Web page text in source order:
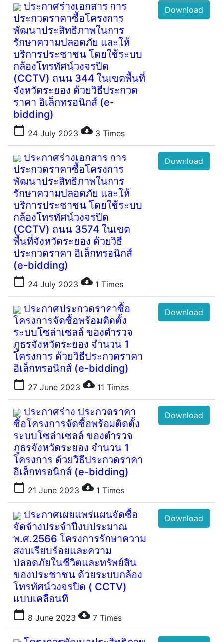
ประกาศร่างเอกสาร การ
ประกวดราคาซื้อโครงการ
พัฒนาประสิทธิภาพในการ
รักษาความปลอดภัย และให้
บริการประชาชน โดยใช้ระบบ
กล้องโทรทัศน์วงจรปิด
(CCTV) ถนน 344 ในเขตพื้นที่
จังหวัดระยอง ด้วยวิธีประกวด
ราคา อิเล็กทรอนิกส์ (e-
bidding)
calendar_today 24 July 2023 cloud_download 3 Times
Download
ประกาศร่างเอกสาร การ
ประกวดราคาซื้อโครงการ
พัฒนาประสิทธิภาพในการ
รักษาความปลอดภัย และให้
บริการประชาชน โดยใช้ระบบ
กล้องโทรทัศน์วงจรปิด
(CCTV) ถนน 3574 ในเขต
พื้นที่จังหวัดระยอง ด้วยวิธี
ประกวดราคา อิเล็กทรอนิกส์
(e-bidding)
calendar_today 24 July 2023 cloud_download 1 Times
Download
ประกาศประกวดราคาซื้อ
โครงการจัดซื้อพร้อมติดตั้ง
ระบบโซล่าเซลล์ ของตำรวจ
ภูธรจังหวัดระยอง จำนวน 1
โครงการ ด้วยวิธีประกวดราคา
อิเล็กทรอนิกส์ (e-bidding)
calendar_today 27 June 2023 cloud_download 11 Times
Download
ประกาศร่าง ประกวดราคา
ซื้อโครงการจัดซื้อพร้อมติดตั้ง
ระบบโซล่าเซลล์ ของตำรวจ
ภูธรจังหวัดระยอง จำนวน 1
โครงการ ด้วยวิธีประกวดราคา
อิเล็กทรอนิกส์ (e-bidding)
calendar_today 21 June 2023 cloud_download 1 Times
Download
ประกาศเผยแพร่แผนจัดซื้อ
จัดจ้างประจำปีงบประมาณ
พ.ศ.2566 โครงการรักษาความ
สงบเรียบร้อยและความ
ปลอดภัยในชีวิตและทรัพย์สิน
ของประชาชน ด้วยระบบกล้อง
โทรทัศน์วงจรปิด ( CCTV)
แบบเคลื่อนที่
calendar_today 8 June 2023 cloud_download 7 Times
Download